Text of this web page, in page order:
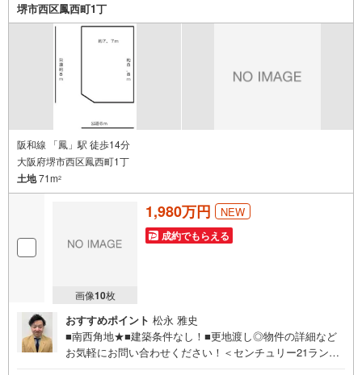
堺市西区鳳西町1丁
阪和線 「鳳」駅 徒歩14分
大阪府堺市西区鳳西町1丁
土地71m2
画像10枚
1,980万円 NEW
成約でもらえる
おすすめポイント 松永 雅史
■南西角地★■建築条件なし！■更地渡し◎物件の詳細など
お気軽にお問い合わせください！＜センチュリー21ランド